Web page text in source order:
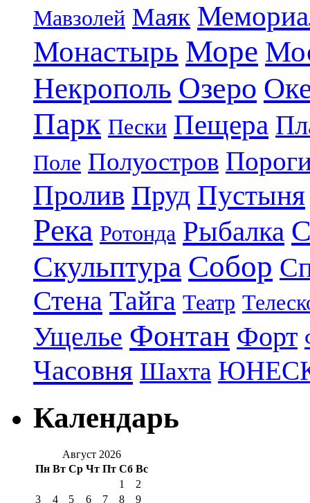
Мавзолей Маяк
Монастырь Море
Некрополь Озеро
Парк Пески Пещера
Поле Полуостров
Пролив Пруд Пустыня
Река Ротонда Рыбалка
Скульптура Собор
Стена Тайга Театр
Ущелье Фонтан Форт
Часовня Шахта
Календарь
Август 2026
Пн Вт Ср Чт Пт Сб Вс
1
2
3
4 5 6 7 8 9